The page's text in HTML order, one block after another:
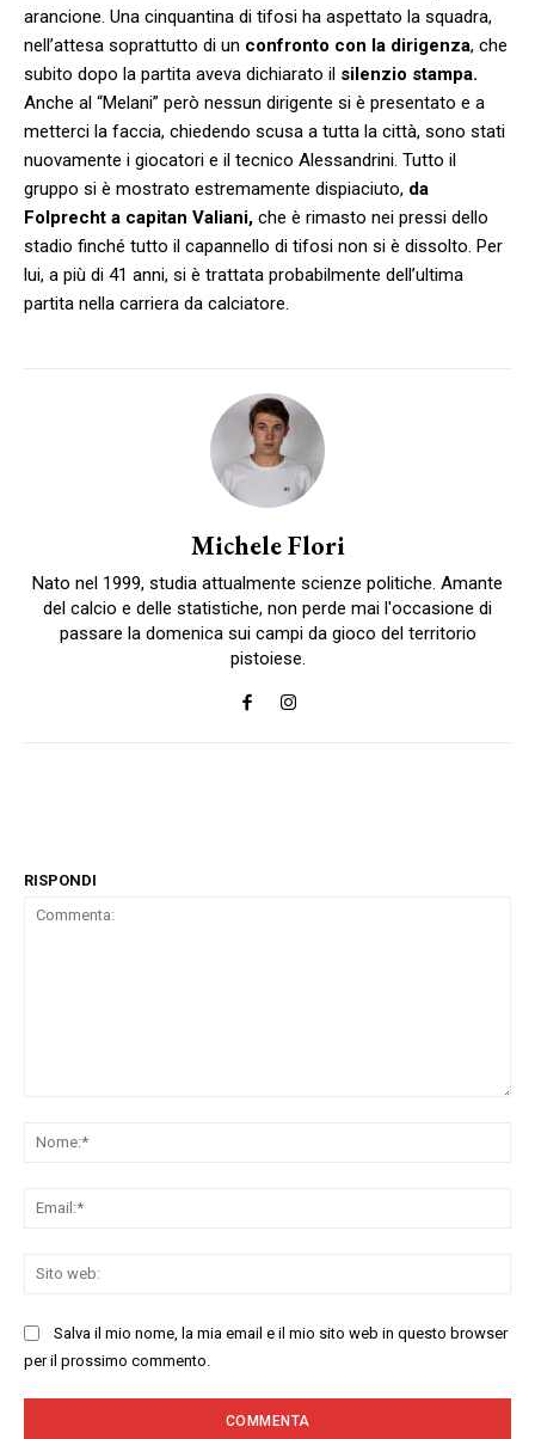
arancione. Una cinquantina di tifosi ha aspettato la squadra,
nell’attesa soprattutto di un confronto con la dirigenza, che
subito dopo la partita aveva dichiarato il silenzio stampa.
Anche al “Melani” però nessun dirigente si è presentato e a
metterci la faccia, chiedendo scusa a tutta la città, sono stati
nuovamente i giocatori e il tecnico Alessandrini. Tutto il
gruppo si è mostrato estremamente dispiaciuto, da
Folprecht a capitan Valiani, che è rimasto nei pressi dello
stadio finché tutto il capannello di tifosi non si è dissolto. Per
lui, a più di 41 anni, si è trattata probabilmente dell’ultima
partita nella carriera da calciatore.
Michele Flori
Nato nel 1999, studia attualmente scienze politiche. Amante
del calcio e delle statistiche, non perde mai l'occasione di
passare la domenica sui campi da gioco del territorio
pistoiese.
RISPONDI
Salva il mio nome, la mia email e il mio sito web in questo browser
per il prossimo commento.